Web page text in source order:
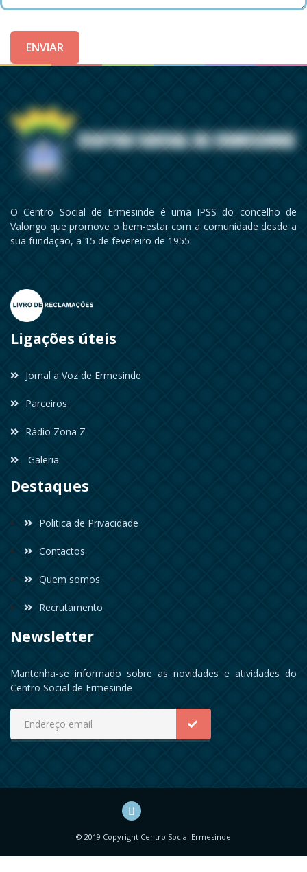
ENVIAR
O Centro Social de Ermesinde é uma IPSS do concelho de
Valongo que promove o bem-estar com a comunidade desde a
sua fundação, a 15 de fevereiro de 1955.
Ligações úteis
Jornal a Voz de Ermesinde
Parceiros
Rádio Zona Z
Galeria
Destaques
Politica de Privacidade
Contactos
Quem somos
Recrutamento
Newsletter
Mantenha-se informado sobre as novidades e atividades do
Centro Social de Ermesinde
© 2019 Copyright Centro Social Ermesinde